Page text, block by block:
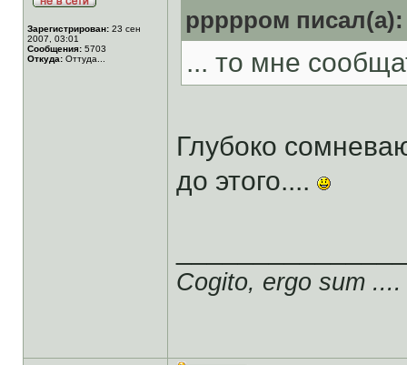
Зарегистрирован: 23 сен
2007, 03:01
Сообщения: 5703
Откуда: Оттуда...
ррррром писал(а):
... то мне
Глубоко
до этого....
Cogito, ergo sum ....